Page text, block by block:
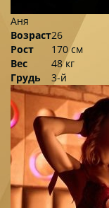
Аня
Возраст26
Рост
170 см
Вес
48 кг
Грудь
3-й